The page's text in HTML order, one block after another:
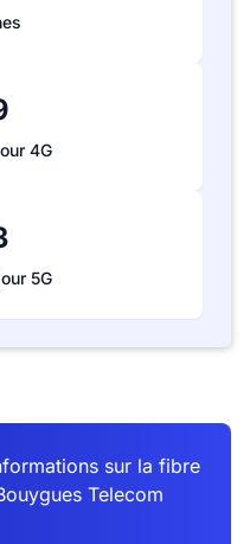
4G
5G
sur la fibre
Telecom